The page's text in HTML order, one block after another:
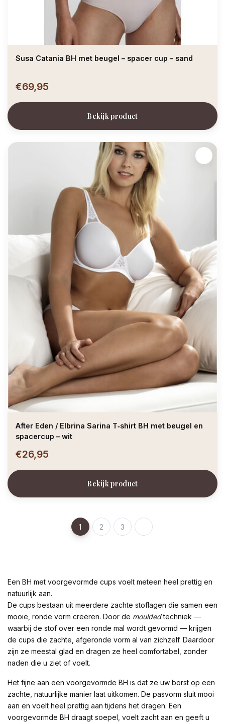
Susa Catania BH met beugel – spacer cup – sand
€69,95
Bekijk product
After Eden / Elbrina Sarina T‑shirt BH met beugel en
spacercup – wit
€26,95
Bekijk product
1 2 3
Een BH met voorgevormde cups voelt meteen heel prettig en
natuurlijk aan.
De cups bestaan uit meerdere zachte stoflagen die samen een
mooie, ronde vorm creëren. Door de mouldedtechniek —
waarbij de stof over een ronde mal wordt gevormd — krijgen
de cups die zachte, afgeronde vorm al van zichzelf. Daardoor
zijn ze meestal glad en dragen ze heel comfortabel, zonder
naden die u ziet of voelt.
Het fijne aan een voorgevormde BH is dat ze uw borst op een
zachte, natuurlijke manier laat uitkomen. De pasvorm sluit mooi
aan en voelt heel prettig aan tijdens het dragen. Een
voorgevormde BH draagt soepel, voelt zacht aan en geeft u